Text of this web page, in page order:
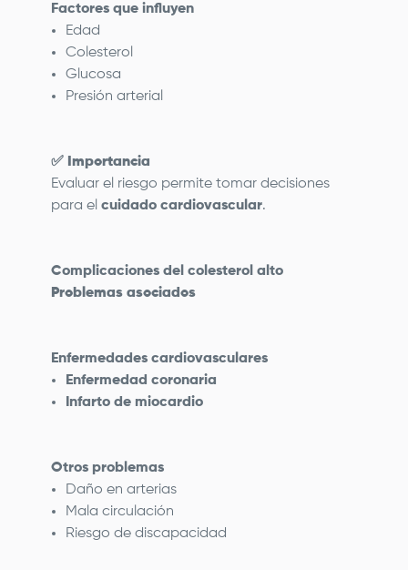
Factores que influyen
Edad
Colesterol
Glucosa
Presión arterial
✅ Importancia
Evaluar el riesgo permite tomar decisiones
para el cuidado cardiovascular.
Complicaciones del colesterol alto
Problemas asociados
Enfermedades cardiovasculares
Enfermedad coronaria
Infarto de miocardio
Otros problemas
Daño en arterias
Mala circulación
Riesgo de discapacidad